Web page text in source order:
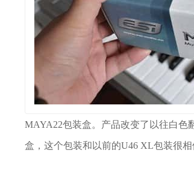
MAYA22包装盒。产品改变了以往白色
盒，这个包装和以前的U46 XL包装很相